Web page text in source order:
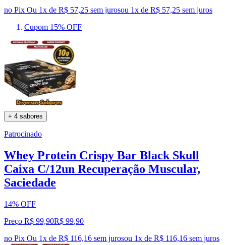
no Pix Ou 1x de R$ 57,25 sem jurosou 1x de R$ 57,25 sem juros
Cupom 15% OFF
+ 4 sabores
Patrocinado
Whey Protein Crispy Bar Black Skull
Caixa C/12un Recuperação Muscular,
Saciedade
14% OFF
Preço R$ 99,90R$ 99,90
no Pix Ou 1x de R$ 116,16 sem jurosou 1x de R$ 116,16 sem juros